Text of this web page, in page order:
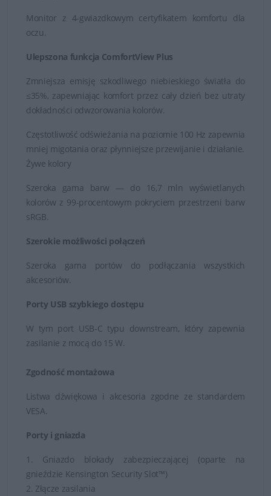
Monitor z 4-gwiazdkowym certyfikatem komfortu dla
oczu.
Ulepszona funkcja ComfortView Plus
Zmniejsza emisję szkodliwego niebieskiego światła do
≤35%, zapewniając komfort przez cały dzień bez utraty
dokładności odwzorowania kolorów.
Częstotliwość odświeżania na poziomie 100 Hz zapewnia
mniej migotania oraz płynniejsze przewijanie i działanie.
Żywe kolory
Szeroka gama barw — do 16,7 mln wyświetlanych
kolorów z 99-procentowym pokryciem przestrzeni barw
sRGB.
Szerokie możliwości połączeń
Szeroka gama portów do podłączania wszystkich
akcesoriów.
Porty USB szybkiego dostępu
W tym port USB-C typu downstream, który zapewnia
zasilanie z mocą do 15 W.
Zgodność montażowa
Listwa dźwiękowa i akcesoria zgodne ze standardem
VESA.
Porty i gniazda
1. Gniazdo blokady zabezpieczającej (oparte na
gnieździe Kensington Security Slot™)
2. Złącze zasilania